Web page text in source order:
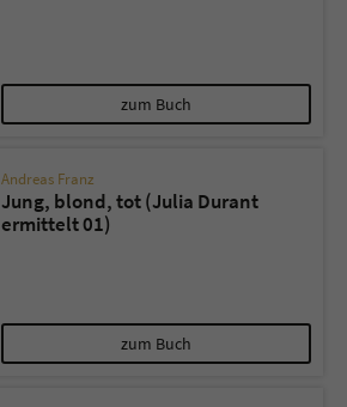
zum Buch
Andreas Franz
Jung, blond, tot (Julia Durant
ermittelt 01)
zum Buch